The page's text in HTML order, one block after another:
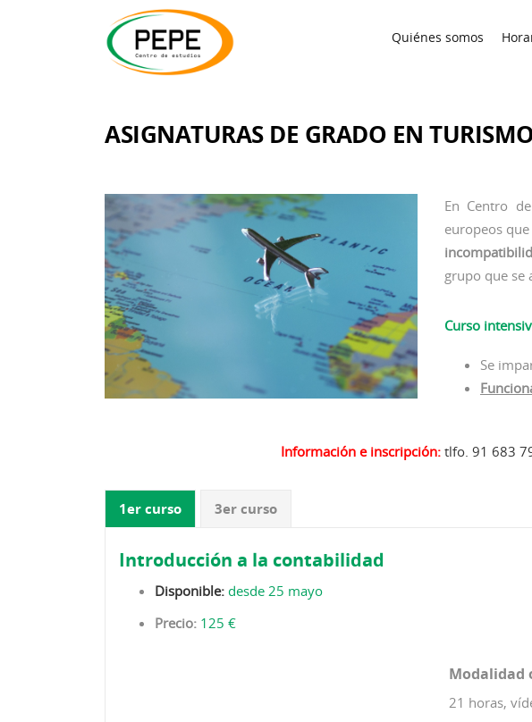
Quiénes somos
ASIGNATURAS DE GRADO EN
En Centro
europeos
grupo que se
Curso
Se
Información e inscripción: tlfo. 91 683
1er curso 3er curso
Introducción a la contabilidad
Disponible: desde 25 mayo
Precio: 125 €
Modalidad
21 horas,